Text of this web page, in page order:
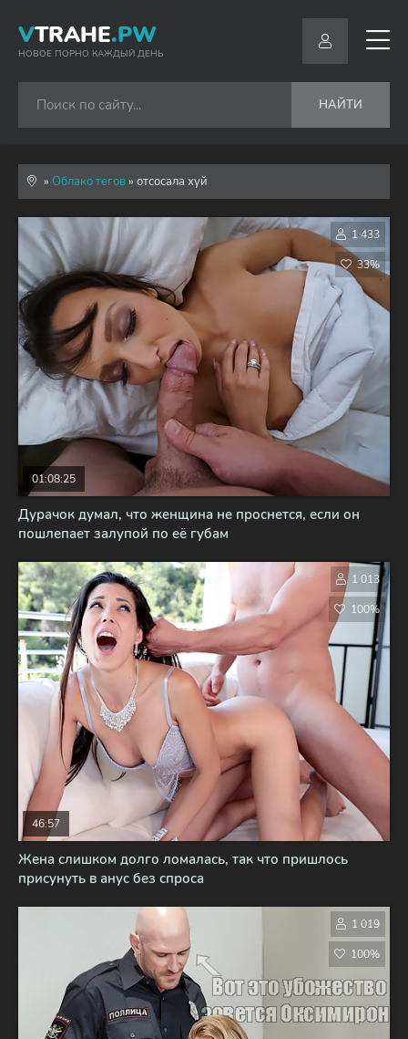
VTRAHE.PW
НОВОЕ ПОРНО КАЖДЫЙ ДЕНЬ
НАЙТИ
» Облако тегов» отсосала хуй
Дурачок думал, что женщина не проснется, если он
пошлепает залупой по её губам
01:08:25
1 433
33%
Жена слишком долго ломалась, так что пришлось
присунуть в анус без спроса
46:57
1 013
100%
1 019
100%